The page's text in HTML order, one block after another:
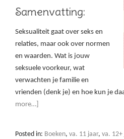
Samenvatting:
Seksualiteit gaat over seks en
relaties, maar ook over normen
en waarden. Wat is jouw
seksuele voorkeur, wat
verwachten je familie en
vrienden (denk je) en hoe kun je
more…]
Posted in: Boeken, va. 11 jaar, va. 12+